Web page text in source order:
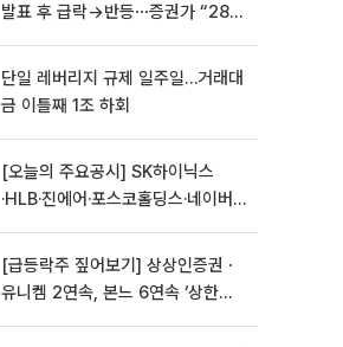
발표 후 급락→반등⋯증권가 “28년
단일 레버리지 규제 일주일…거래대
금 이틀째 1조 하회
[오늘의 주요공시] SK하이닉스
·HLB·진에어·포스코홀딩스·네이버·
[급등락주 짚어보기] 상상인증권ㆍ
유니켐 2연속, 본느 6연속 ‘상한